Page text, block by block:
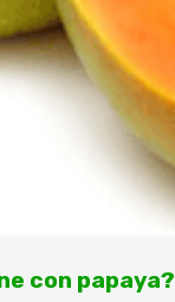
con papaya?